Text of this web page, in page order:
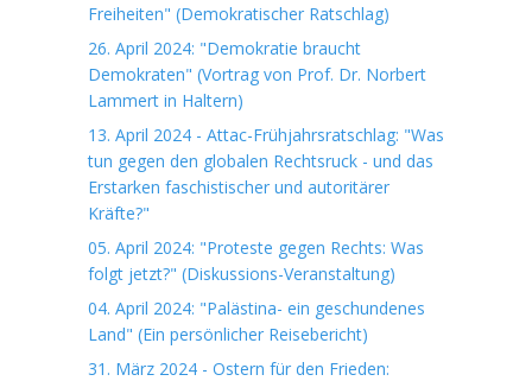
Freiheiten" (Demokratischer Ratschlag)
26. April 2024: "Demokratie braucht
Demokraten" (Vortrag von Prof. Dr. Norbert
Lammert in Haltern)
13. April 2024 - Attac-Frühjahrsratschlag: "Was
tun gegen den globalen Rechtsruck - und das
Erstarken faschistischer und autoritärer
Kräfte?"
05. April 2024: "Proteste gegen Rechts: Was
folgt jetzt?" (Diskussions-Veranstaltung)
04. April 2024: "Palästina- ein geschundenes
Land" (Ein persönlicher Reisebericht)
31. März 2024 - Ostern für den Frieden: